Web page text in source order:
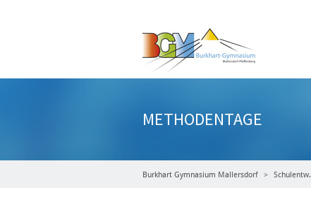
METHODENTAGE
Burkhart Gymnasium Mallersdorf Schulentw.